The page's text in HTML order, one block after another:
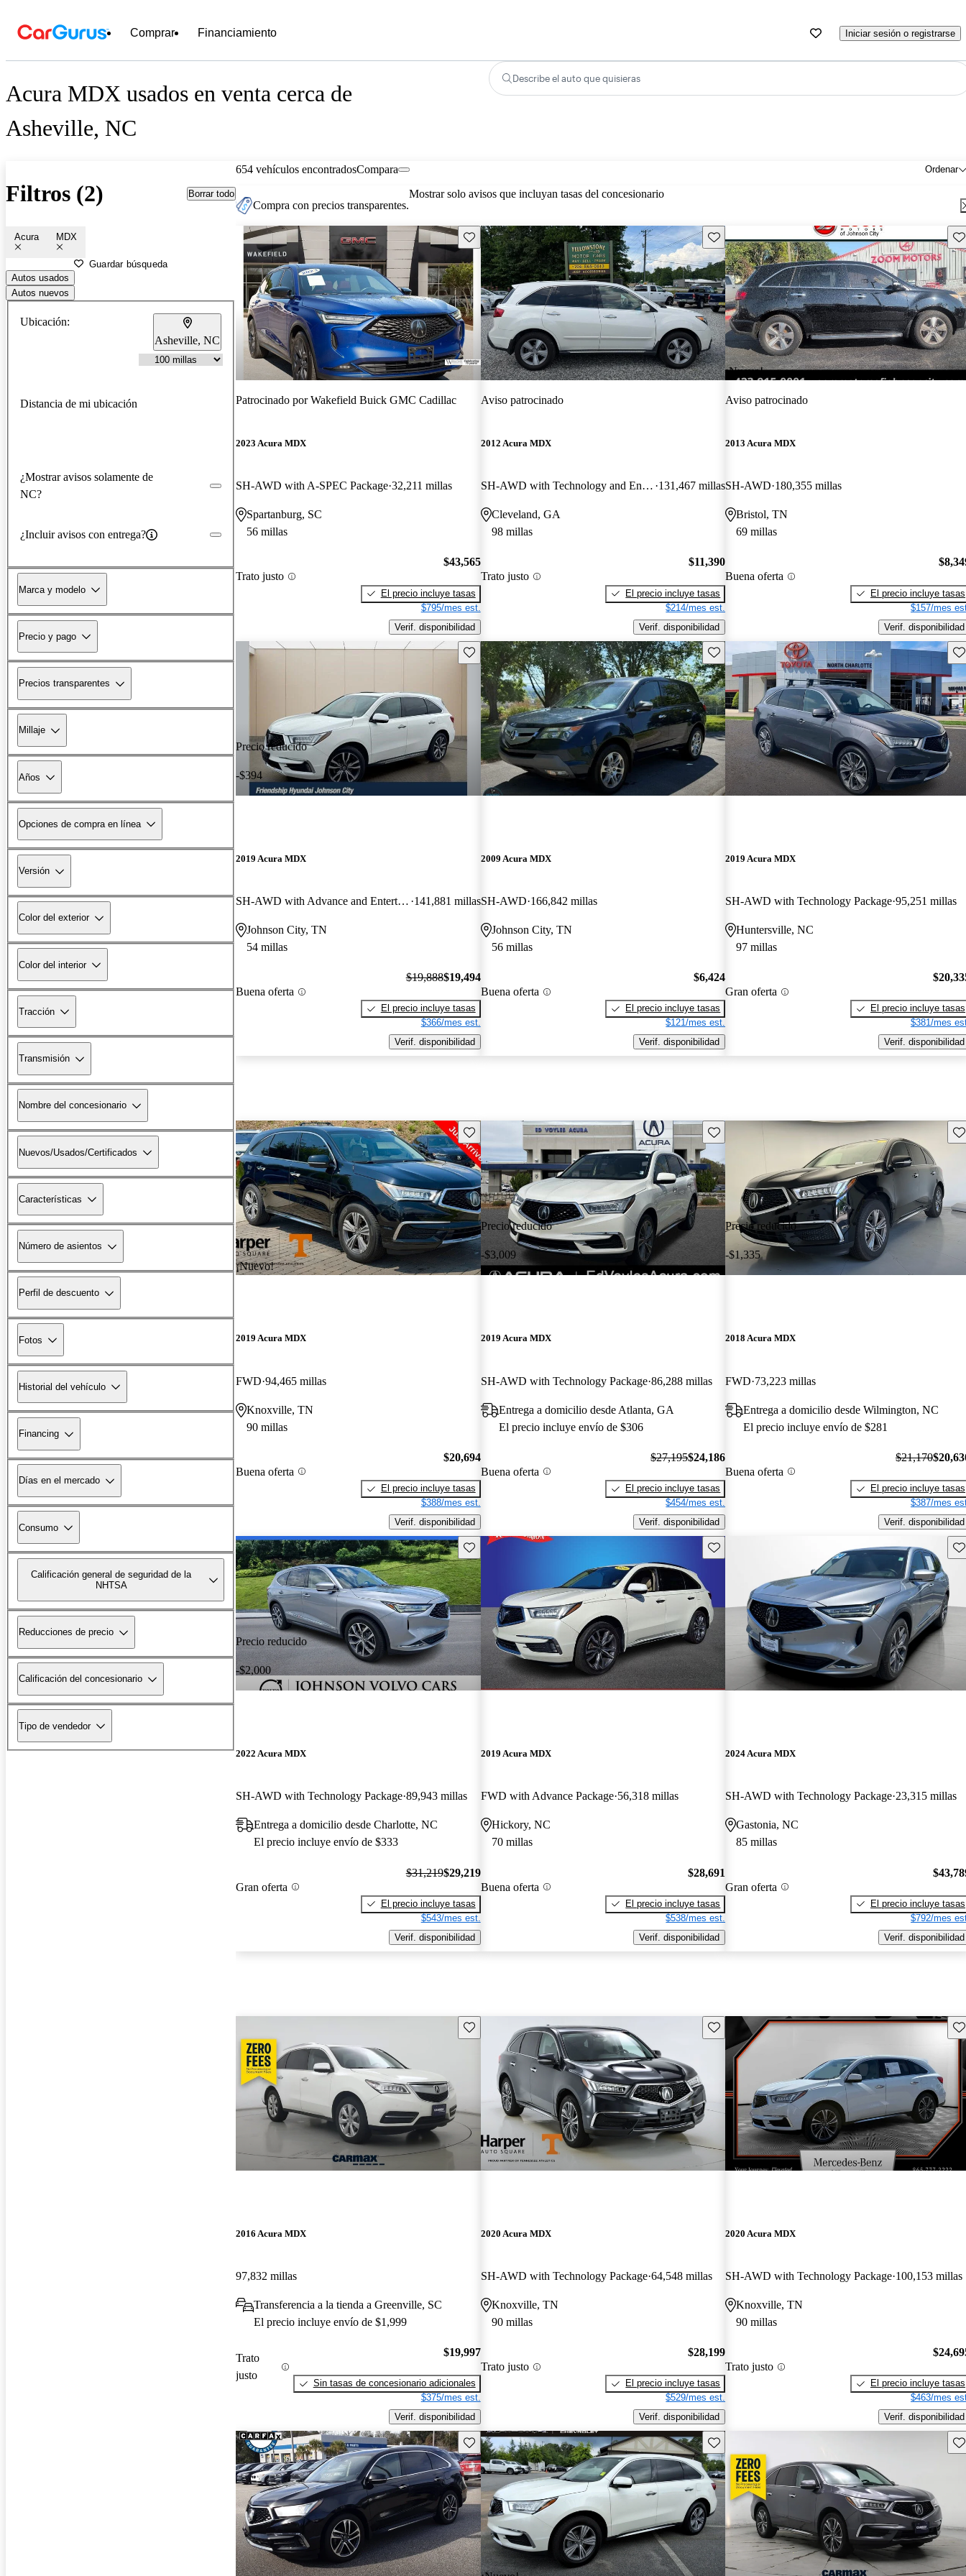
Comprar Financiamiento Iniciar sesión o registrarse
Acura MDX usados en venta cerca de
Asheville, NC
Describe el auto que quisieras
Filtros (2) Borrar todo
Acura MDX
Guardar búsqueda
Autos usados
Autos nuevos
Ubicación:
Asheville, NC
Distancia de mi ubicación
¿Mostrar avisos solamente de
NC?
¿Incluir avisos con entrega?
Marca y modelo
Precio y pago
Precios transparentes
Millaje
Años
Opciones de compra en línea
Versión
Color del exterior
Color del interior
Tracción
Transmisión
Nombre del concesionario
Nuevos/Usados/Certificados
Características
Número de asientos
Perfil de descuento
Fotos
Historial del vehículo
Financing
Días en el mercado
Consumo
Calificación general de seguridad de la
NHTSA
Reducciones de precio
Calificación del concesionario
Tipo de vendedor
654 vehículos encontrados Ordenar
Compara
Compra con precios transparentes.
Mostrar solo avisos que incluyan tasas del concesionario
Guarda este Aviso
Patrocinado porWakefield Buick GMC Cadillac
2023 Acura MDX
SH-AWD with A-SPEC Package 32,211 millas
Spartanburg, SC
56 millas
Trato justo
$43,565
El precio incluye tasas
$795/mes est.
Verif. disponibilidad
Guarda este Aviso
Aviso patrocinado
2012 Acura MDX
SH-AWD with Technology and Entertainment Package 131,467 millas
Cleveland, GA
98 millas
Trato justo
$11,390
El precio incluye tasas
$214/mes est.
Verif. disponibilidad
¡Nuevo!
Aviso patrocinado
2013 Acura MDX
SH-AWD 180,355 millas
Bristol, TN
69 millas
Buena oferta
El precio incluye tasas
$157/mes
Verif. disponibilidad
Precio reducido
-$394
Guarda este Aviso
2019 Acura MDX
SH-AWD with Advance and Entertainment Package 141,881 millas
Johnson City, TN
54 millas
Buena oferta
$19,888$19,494
El precio incluye tasas
$366/mes est.
Verif. disponibilidad
Guarda este Aviso
2009 Acura MDX
SH-AWD 166,842 millas
Johnson City, TN
56 millas
Buena oferta
$6,424
El precio incluye tasas
$121/mes est.
Verif. disponibilidad
2019 Acura MDX
SH-AWD with Technology Package 95,251 millas
Huntersville, NC
97 millas
Gran oferta
El precio incluye tasas
$381/mes
Verif. disponibilidad
¡Nuevo!
Guarda este Aviso
2019 Acura MDX
FWD 94,465 millas
Knoxville, TN
90 millas
Buena oferta
$20,694
El precio incluye tasas
$388/mes est.
Verif. disponibilidad
Precio reducido
-$3,009
Guarda este Aviso
2019 Acura MDX
SH-AWD with Technology Package 86,288 millas
Entrega a domicilio desde Atlanta, GA
El precio incluye envío de $306
Buena oferta
$27,195$24,186
El precio incluye tasas
$454/mes est.
Verif. disponibilidad
Precio reducido
-$1,335
2018 Acura MDX
FWD 73,223 millas
Entrega a domicilio desde Wilmington, NC
El precio incluye envío de $281
Buena oferta
$21,170
El precio incluye tasas
$387/mes
Verif. disponibilidad
Precio reducido
-$2,000
Guarda este Aviso
2022 Acura MDX
SH-AWD with Technology Package 89,943 millas
Entrega a domicilio desde Charlotte, NC
El precio incluye envío de $333
Gran oferta
$31,219$29,219
El precio incluye tasas
$543/mes est.
Verif. disponibilidad
Guarda este Aviso
2019 Acura MDX
FWD with Advance Package 56,318 millas
Hickory, NC
70 millas
Buena oferta
$28,691
El precio incluye tasas
$538/mes est.
Verif. disponibilidad
2024 Acura MDX
SH-AWD with Technology Package 23,315 millas
Gastonia, NC
85 millas
Gran oferta
El precio incluye tasas
$792/mes
Verif. disponibilidad
Guarda este Aviso
2016 Acura MDX
97,832 millas
Transferencia a la tienda a Greenville, SC
El precio incluye envío de $1,999
Trato
justo
$19,997
Sin tasas de concesionario adicionales
$375/mes est.
Verif. disponibilidad
Guarda este Aviso
2020 Acura MDX
SH-AWD with Technology Package 64,548 millas
Knoxville, TN
90 millas
Trato justo
$28,199
El precio incluye tasas
$529/mes est.
Verif. disponibilidad
2020 Acura MDX
SH-AWD with Technology Package 100,153 millas
Knoxville, TN
90 millas
Trato justo
El precio incluye tasas
$463/mes
Verif. disponibilidad
Guarda este Aviso Guarda este Aviso